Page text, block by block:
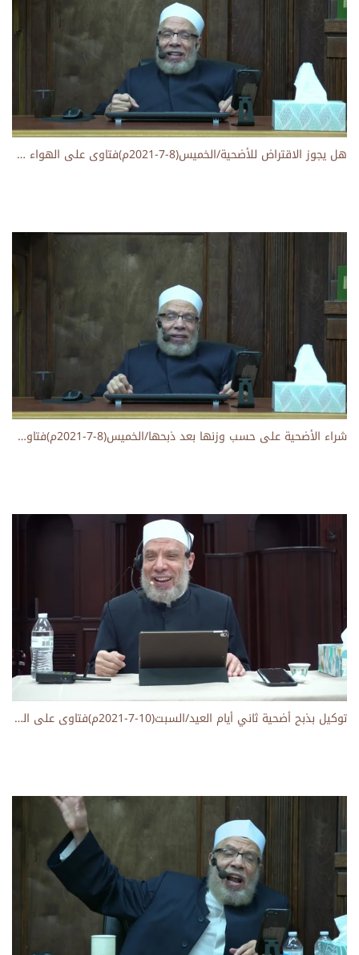
هل يجوز الاقتراض للأضحية/الخميس(8-7-2021م)فتاوى على الهواء مباشرة
شراء الأضحية على حسب وزنها بعد ذبحها/الخميس(8-7-2021م)فتاوى على الهواء مباشرة
توكيل بذبح أضحية ثاني أيام العيد/السبت(10-7-2021م)فتاوى على الهواء مباشرة